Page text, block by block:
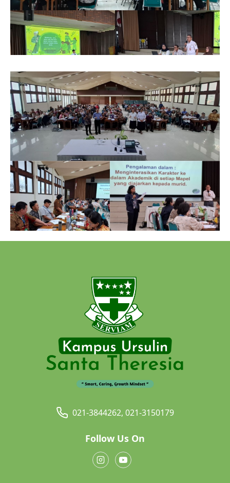
021-3844262, 021-3150179
Follow Us On